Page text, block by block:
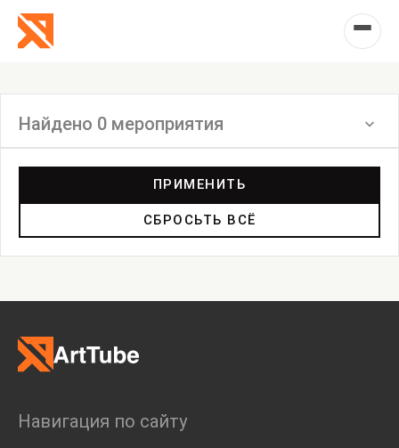
Найдено 0 мероприятия
Мастерские
Дискуссия
Пост-релиз
Маркет
ПРИМЕНИТЬ
СБРОСЬТЬ ВСЁ
Навигация по сайту